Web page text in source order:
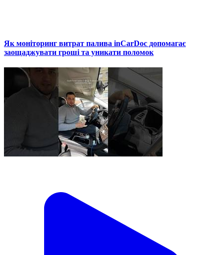
Як моніторинг витрат палива inCarDoc допомагає
заощаджувати гроші та уникати поломок